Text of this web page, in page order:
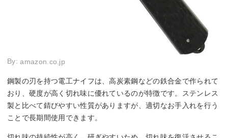
By:amazon.co.jp
鋼製の刃を持つ電工ナイフは、高炭素鋼などの鉄合金で作られて
おり、硬度が高く切れ味に優れているのが特徴です。ステンレス
製と比べて錆びやすい性質がありますが、適切なお手入れを行う
ことで長期間使用できます。